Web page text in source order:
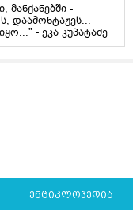
მანქანებში -
დაამონტაჟეს...
- ეკა კუპატაძე
ენციკლოპედია